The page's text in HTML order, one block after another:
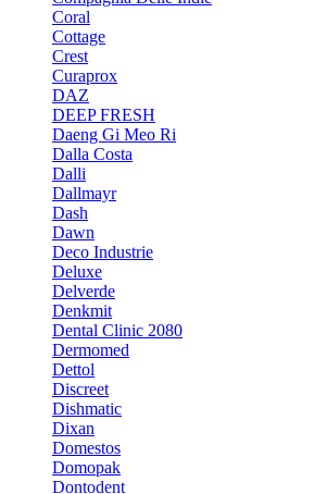
Coral
Cottage
Crest
Curaprox
DAZ
DEEP FRESH
Daeng Gi Meo Ri
Dalla Costa
Dalli
Dallmayr
Dash
Dawn
Deco Industrie
Deluxe
Delverde
Denkmit
Dental Clinic 2080
Dermomed
Dettol
Discreet
Dishmatic
Dixan
Domestos
Domopak
Dontodent